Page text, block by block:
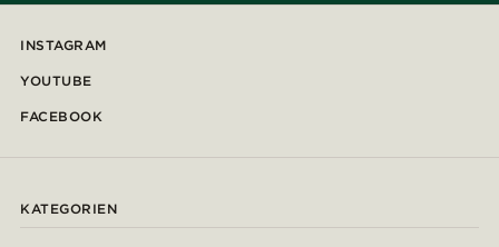
INSTAGRAM
YOUTUBE
FACEBOOK
KATEGORIEN